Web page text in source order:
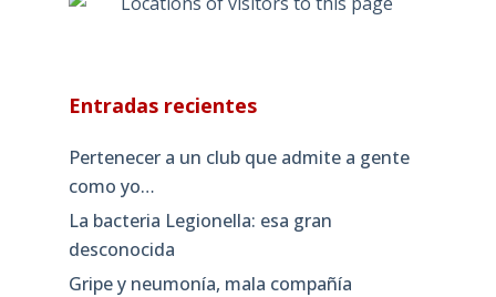
Entradas recientes
Pertenecer a un club que admite a gente
como yo…
La bacteria Legionella: esa gran
desconocida
Gripe y neumonía, mala compañía